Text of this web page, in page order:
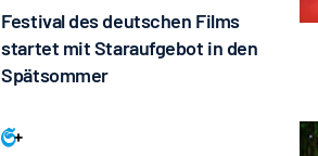
Festival des deutschen Films
startet mit Staraufgebot in den
Spätsommer